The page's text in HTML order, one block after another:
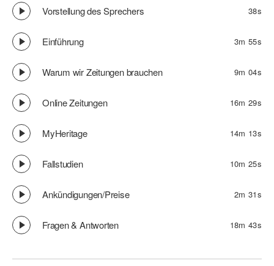
Vorstellung des Sprechers 38s
Einführung 3m 55s
Warum wir Zeitungen brauchen 9m 04s
Online Zeitungen 16m 29s
MyHeritage 14m 13s
Fallstudien 10m 25s
Ankündigungen/Preise 2m 31s
Fragen & Antworten 18m 43s